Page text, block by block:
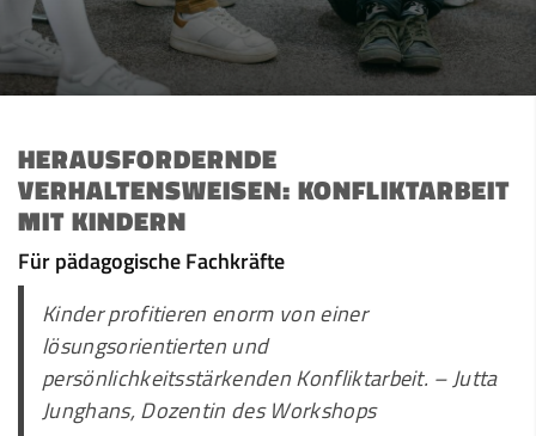
HERAUSFORDERNDE
VERHALTENSWEISEN: KONFLIKTARBEIT
MIT KINDERN
Für pädagogische Fachkräfte
Kinder profitieren enorm von einer
lösungsorientierten und
persönlichkeitsstärkenden Konfliktarbeit. – Jutta
Junghans, Dozentin des Workshops